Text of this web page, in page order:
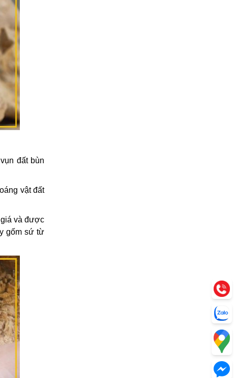
đất bùn
vật đất
giá và được
gốm sứ từ